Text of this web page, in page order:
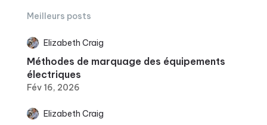
Meilleurs posts
Elizabeth Craig
Méthodes de marquage des équipements
électriques
Fév 16, 2026
Elizabeth Craig